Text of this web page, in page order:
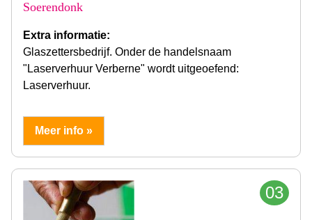
Soerendonk
Extra informatie:
Glaszettersbedrijf. Onder de handelsnaam
"Laserverhuur Verberne" wordt uitgeoefend:
Laserverhuur.
Meer info »
03